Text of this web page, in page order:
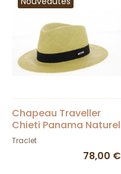
Chapeau Traveller
Chieti Panama Naturel
- Traclet
Traclet
78,00 €